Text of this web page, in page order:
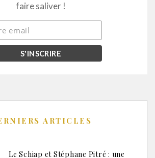
faire saliver !
ARTICLES
Le Schiap et Stéphane Pitré : une